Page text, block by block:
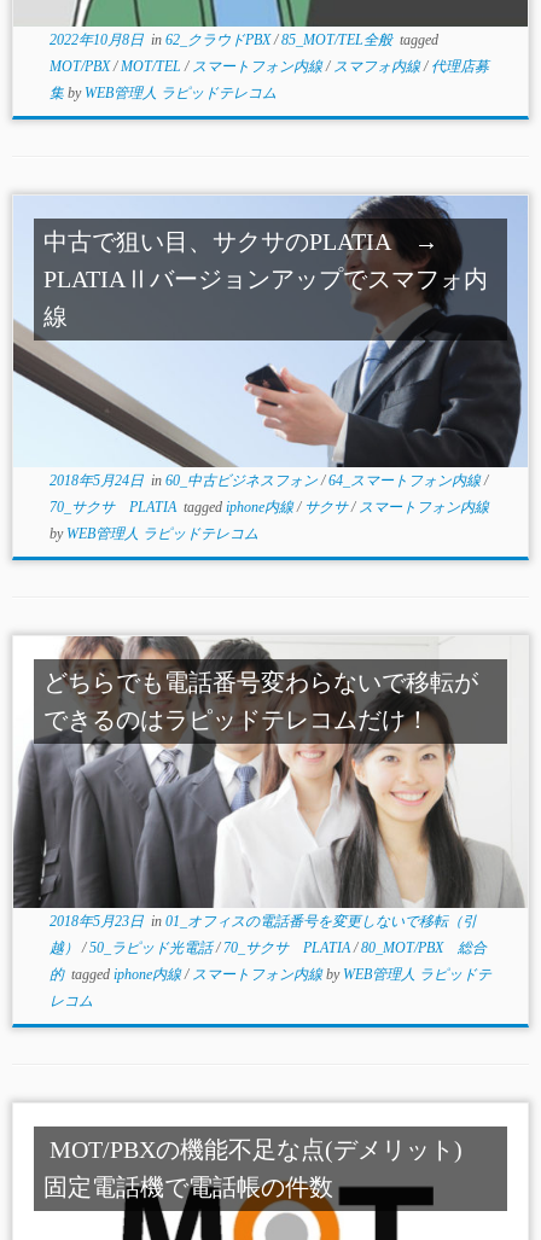
2022年10月8日in 62_クラウドPBX/85_MOT/TEL全般 tagged
MOT/PBX/MOT/TEL/ スマートフォン内線/ スマフォ内線/ 代理店募
集 by WEB管理人 ラピッドテレコム
中古で狙い目、サクサのPLATIA →
PLATIAⅡバージョンアップでスマフォ内
線
2018年5月24日in 60_中古ビジネスフォン/64_スマートフォン内線/
70_サクサ PLATIA tagged iphone内線/ サクサ/ スマートフォン内線
by WEB管理人 ラピッドテレコム
どちらでも電話番号変わらないで移転が
できるのはラピッドテレコムだけ！
2018年5月23日in 01_オフィスの電話番号を変更しないで移転（引
越）/50_ラピッド光電話/ 70_サクサ PLATIA/80_MOT/PBX 総合
的 tagged iphone内線/ スマートフォン内線by WEB管理人 ラピッドテ
レコム
MOT/PBXの機能不足な点(デメリット)
固定電話機で電話帳の件数